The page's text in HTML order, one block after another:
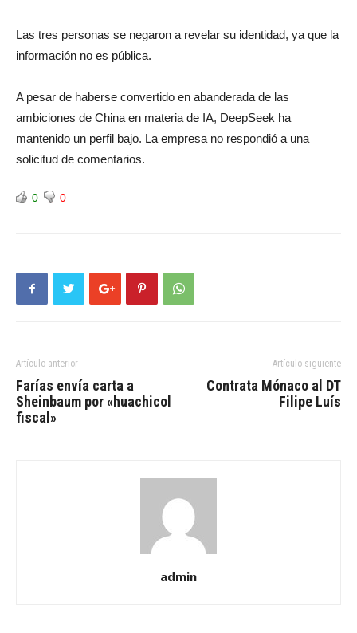
Las tres personas se negaron a revelar su identidad, ya que la
información no es pública.
A pesar de haberse ⁠convertido en abanderada de las
ambiciones de China en materia de IA, DeepSeek ha
mantenido un perfil bajo. La empresa no respondió a una
solicitud de comentarios.
0 0
Artículo anterior
Farías envía carta a
Sheinbaum por «huachicol
fiscal»
Artículo siguiente
Contrata Mónaco al DT
Filipe Luís
admin